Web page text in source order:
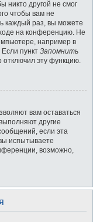
никто другой не смог
чтобы вам не
каждый раз, вы можете
на конференцию. Не
например в
пункт Запомнить
отключил эту функцию.
вам оставаться
другие
если эта
испытываете
возможно,